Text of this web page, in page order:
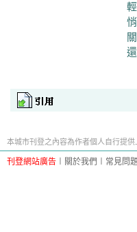
本城市刊登之內容為作者個人自行提供
刊登網站廣告 關於我們 常見問題